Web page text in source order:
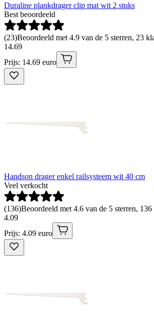
Duraline plankdrager clip mat wit 2 stuks
Best beoordeeld
(23)Beoordeeld met 4.9 van de 5 sterren, 23
14.69
Prijs: 14.69 euro
Handson drager enkel railsysteem wit 40 cm
Veel verkocht
(136)Beoordeeld met 4.6 van de 5 sterren,
4.09
Prijs: 4.09 euro